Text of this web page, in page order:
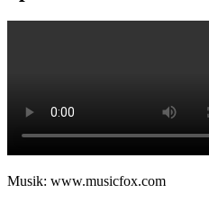
Musik: www.musicfox.com